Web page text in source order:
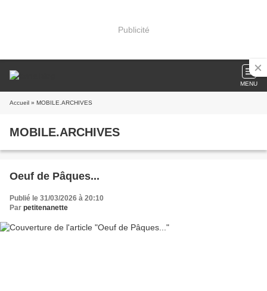
Publicité
MENU
Accueil » MOBILE.ARCHIVES
MOBILE.ARCHIVES
Oeuf de Pâques...
Publié le 31/03/2026 à 20:10
Par petitenanette